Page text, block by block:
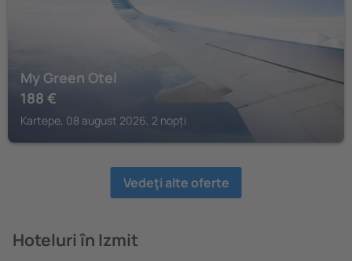
My Green Otel
188 €
Kartepe, 08 august 2026, 2 nopți
Vedeţi alte oferte
Hoteluri în Izmit